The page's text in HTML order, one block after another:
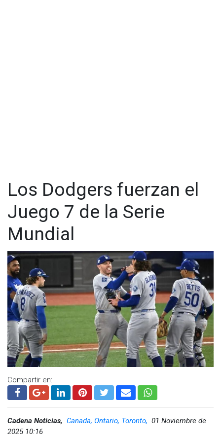
Los Dodgers fuerzan el
Juego 7 de la Serie
Mundial
Compartir en:
Cadena Noticias, Canada, Ontario, Toronto, 01 Noviembre de
2025 10:16